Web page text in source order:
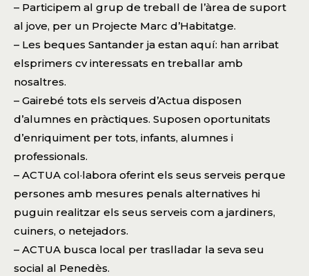
– Participem al grup de treball de l’àrea de suport
al jove, per un Projecte Marc d’Habitatge.
– Les beques Santander ja estan aquí: han arribat
elsprimers cv interessats en treballar amb
nosaltres.
– Gairebé tots els serveis d’Actua disposen
d’alumnes en pràctiques. Suposen oportunitats
d’enriquiment per tots, infants, alumnes i
professionals.
– ACTUA col·labora oferint els seus serveis perque
persones amb mesures penals alternatives hi
puguin realitzar els seus serveis com a jardiners,
cuiners, o netejadors.
– ACTUA busca local per traslladar la seva seu
social al Penedès.